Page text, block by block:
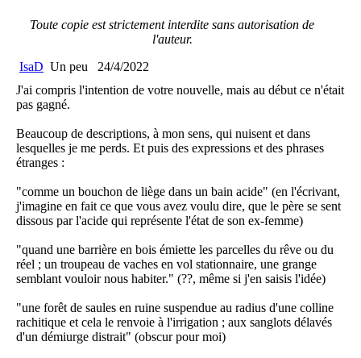
Toute copie est strictement interdite sans autorisation de
l'auteur.
IsaD Un peu
24/4/2022
J'ai compris l'intention de votre nouvelle, mais au début ce n'était
pas gagné.
Beaucoup de descriptions, à mon sens, qui nuisent et dans
lesquelles je me perds. Et puis des expressions et des phrases
étranges :
"comme un bouchon de liège dans un bain acide" (en l'écrivant,
j'imagine en fait ce que vous avez voulu dire, que le père se sent
dissous par l'acide qui représente l'état de son ex-femme)
"quand une barrière en bois émiette les parcelles du rêve ou du
réel ; un troupeau de vaches en vol stationnaire, une grange
semblant vouloir nous habiter." (??, même si j'en saisis l'idée)
"une forêt de saules en ruine suspendue au radius d'une colline
rachitique et cela le renvoie à l'irrigation ; aux sanglots délavés
d'un démiurge distrait" (obscur pour moi)